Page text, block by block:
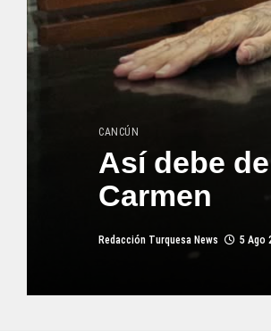
CANCÚN
Así debe
Carmen
Redacción Turquesa News 5 Ago